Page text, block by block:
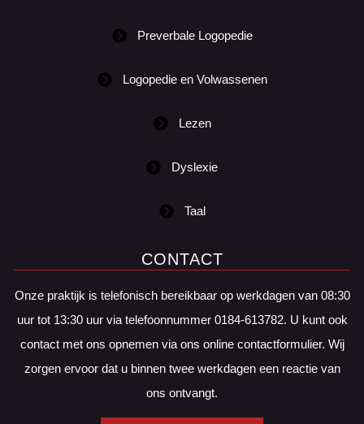
Preverbale Logopedie
Logopedie en Volwassenen
Lezen
Dyslexie
Taal
CONTACT
Onze praktijk is telefonisch bereikbaar op werkdagen van 08:30
uur tot 13:30 uur via telefoonnummer 0184-613782. U kunt ook
contact met ons opnemen via ons online contactformulier. Wij
zorgen ervoor dat u binnen twee werkdagen een reactie van
ons ontvangt.